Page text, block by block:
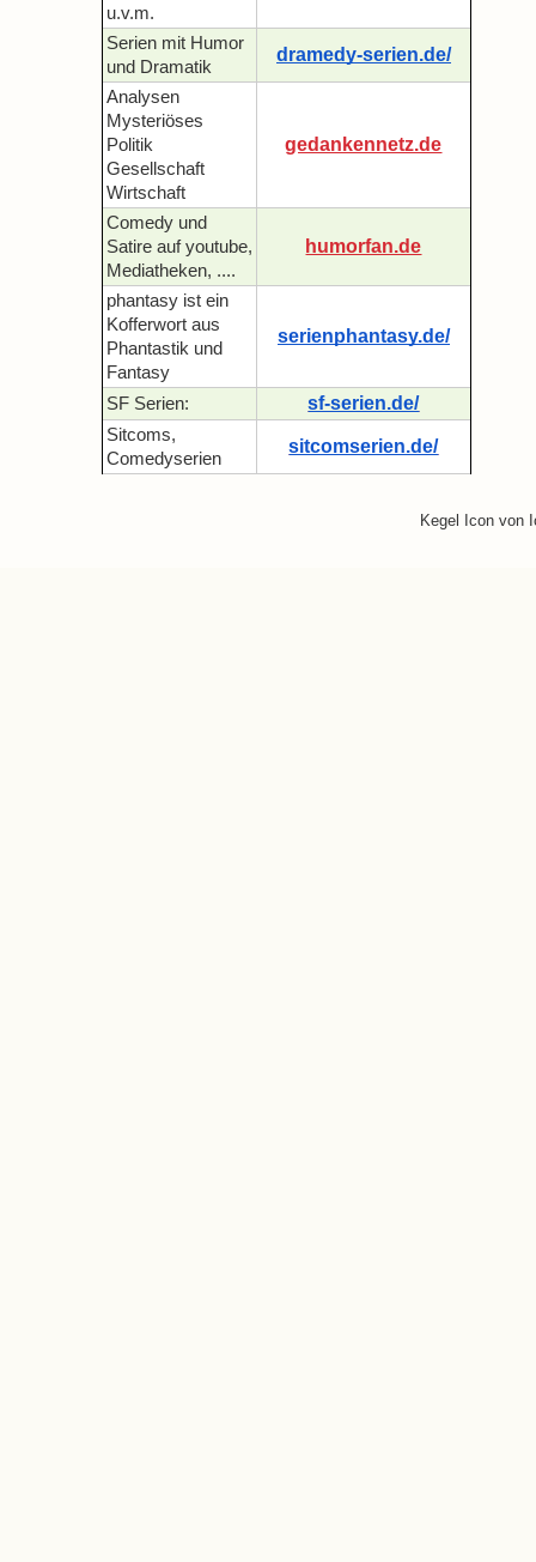
u.v.m.
Serien mit Humor
und Dramatik
dramedy-serien.de/
Analysen
Mysteriöses
Politik
Gesellschaft
Wirtschaft
gedankennetz.de
Comedy und
Satire auf youtube,
Mediatheken, ....
humorfan.de
phantasy ist ein
Kofferwort aus
Phantastik und
Fantasy
serienphantasy.de/
SF Serien: sf-serien.de/
Sitcoms,
Comedyserien
sitcomserien.de/
Kegel Icon von